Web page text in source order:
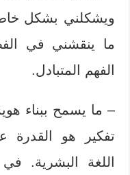
ويشكلني بشكل
ما ينقشني في
الفهم المتبادل.
– ما يسمح ببناء
تفكير هو القدرة
اللغة البشرية.